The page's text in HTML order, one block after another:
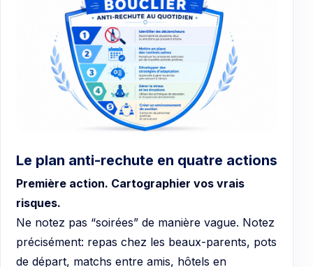
Le plan anti-rechute en quatre actions
Première action. Cartographier vos vrais
risques.
Ne notez pas “soirées” de manière vague. Notez
précisément: repas chez les beaux-parents, pots
de départ, matchs entre amis, hôtels en